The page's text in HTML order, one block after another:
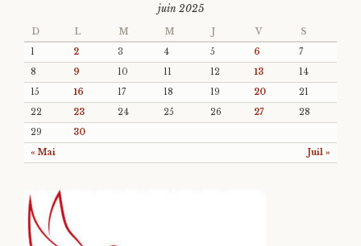
juin 2025
D L M M J V S
« Mai Juil »
1 2 3 4 5 6
7
8
9 10 11 12 13
14
15
16 17 18 19 20
21
22
23 24 25 26 27
28
29
30